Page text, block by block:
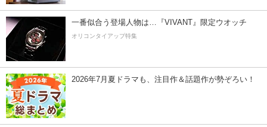
一番似合う登場人物は…『VIVANT』限定ウオッチ
オリコンタイアップ特集
2026年7月夏ドラマも、注目作＆話題作が勢ぞろい！